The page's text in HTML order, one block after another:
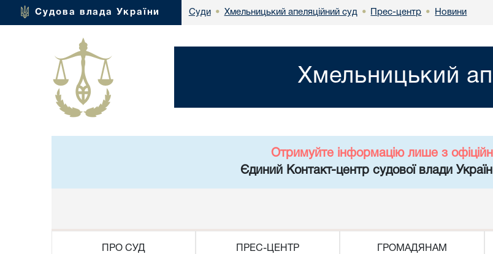
Судова влада України Суди • Хмельницький апеляційний суд • Прес-центр • Новини
Хмельницький
Отримуйте інформацію лише з
Єдиний Контакт-центр судової влади
ПРО СУД ПРЕС-ЦЕНТР ГРОМАДЯНАМ